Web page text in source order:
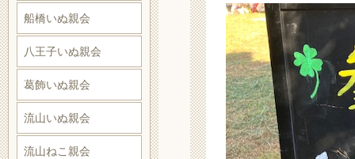
船橋いぬ親会
八王子いぬ親会
葛飾いぬ親会
流山いぬ親会
流山ねこ親会